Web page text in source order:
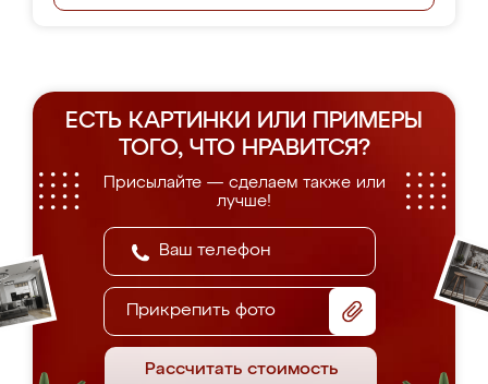
ЕСТЬ КАРТИНКИ ИЛИ ПРИМЕРЫ
ТОГО, ЧТО НРАВИТСЯ?
Присылайте — сделаем также или
лучше!
Прикрепить фото
Рассчитать стоимость